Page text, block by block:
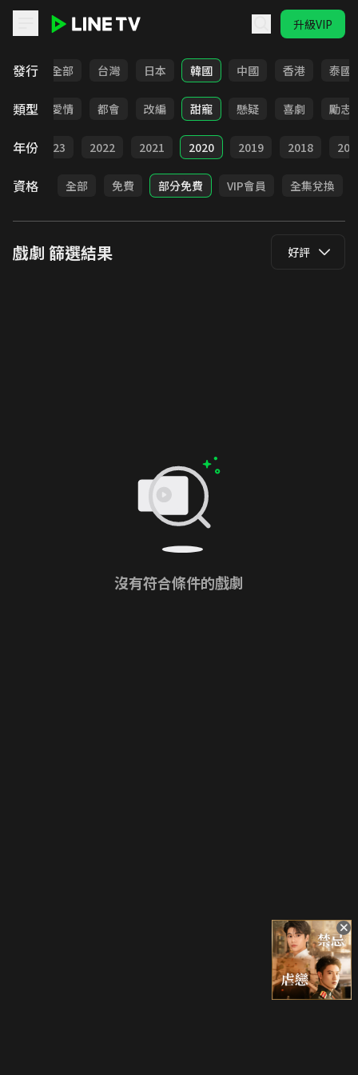
升級VIP
發行 全部 台灣 日本 韓國 中國 香港 泰國
類型
古裝 愛情 都會 改編 甜寵 懸疑 喜劇 勵志
年份 2023 2022 2021 2020 2019 2018
資格 全部 免費 部分免費 VIP會員 全集兌換
戲劇 篩選結果 好評
沒有符合條件的戲劇